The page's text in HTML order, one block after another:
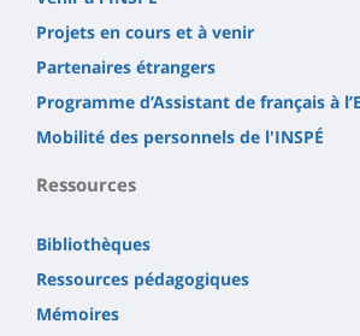
Projets en cours et à venir
Partenaires étrangers
Programme d’Assistant de français à
Mobilité des personnels de l'INSPÉ
Ressources
Bibliothèques
Ressources pédagogiques
Mémoires